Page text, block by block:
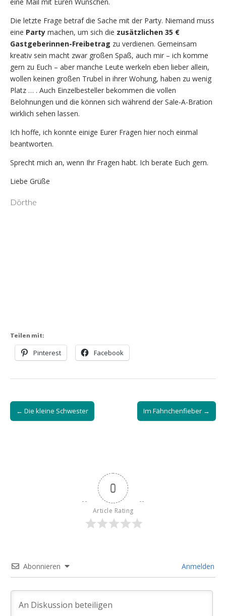
Die letzte Frage betraf die Sache mit der Party. Niemand muss
eine Party machen, um sich die zusätzlichen 35 €
Gastgeberinnen-Freibetrag zu verdienen. Gemeinsam
kreativ sein macht zwar großen Spaß, auch mir – ich komme
gern zu Euch – aber manche Leute werkeln eben lieber allein,
wollen keinen großen Trubel in ihrer Wohung, haben zu wenig
Platz … . Auch Einzelbesteller bekommen die vollen
Belohnungen und die können sich während der Sale-A-Bration
wirklich sehen lassen.
Ich hoffe, ich konnte einige Eurer Fragen hier noch einmal
beantworten.
Sprecht mich an, wenn Ihr Fragen habt. Ich berate Euch gern.
Liebe Grüße
Dörthe
Teilen mit:
Pinterest Facebook
Post
navigation
← Die kleine Schwester Im Fähnchenfieber →
0
Article Rating
Abonnieren Anmelden